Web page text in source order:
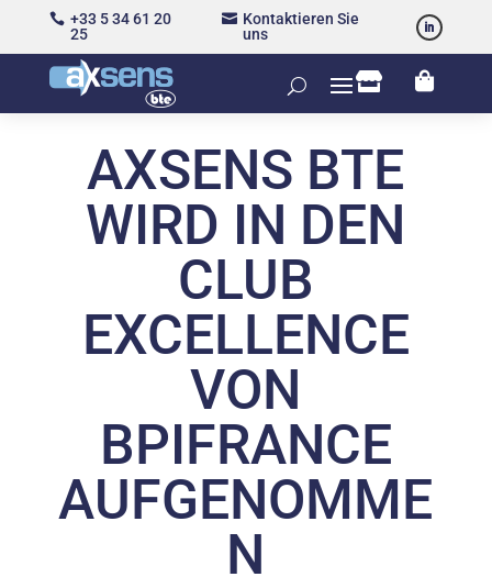
 +33 5 34 61 20
25
 Kontaktieren Sie
uns
 
AXSENS BTE
WIRD IN DEN
CLUB
EXCELLENCE
VON
BPIFRANCE
AUFGENOMME
N